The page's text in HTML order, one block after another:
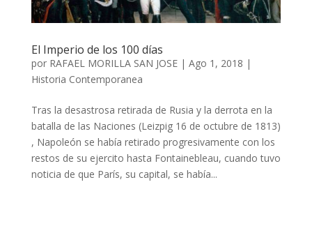
El Imperio de los 100 días
por RAFAEL MORILLA SAN JOSE| Ago 1, 2018 |
Historia Contemporanea
Tras la desastrosa retirada de Rusia y la derrota en la
batalla de las Naciones (Leizpig 16 de octubre de 1813)
, Napoleón se había retirado progresivamente con los
restos de su ejercito hasta Fontainebleau, cuando tuvo
noticia de que París, su capital, se había...